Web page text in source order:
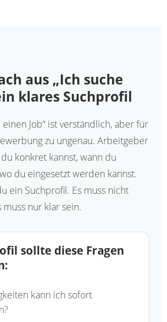
aus „Ich suche
klares Suchprofil
einen Job“ ist verständlich, aber für
zu ungenau. Arbeitgeber
konkret kannst, wann du
du eingesetzt werden kannst.
ein Suchprofil. Es muss nicht
nur klar sein.
sollte diese Fragen
kann ich sofort